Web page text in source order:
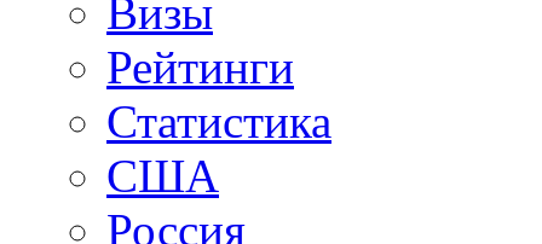
Визы
Рейтинги
Статистика
США
Россия